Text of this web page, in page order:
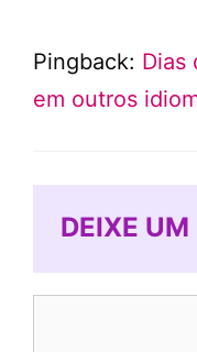
Pingback: Dias
em outros
DEIXE